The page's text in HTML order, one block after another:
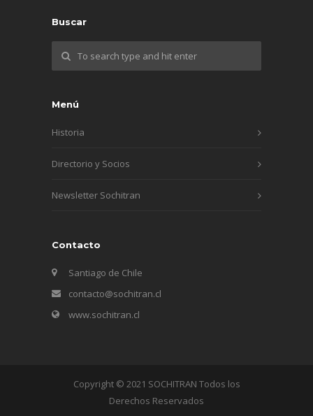
Buscar
Menú
Historia
Directorio y Socios
Newsletter Sochitran
Contacto
Santiago de Chile
contacto@sochitran.cl
www.sochitran.cl
Copyright © 2021 SOCHITRAN Todos los
Derechos Reservados